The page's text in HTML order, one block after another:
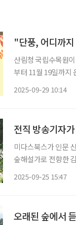
"단풍, 어디까
산림청 국립수목원
부터 11월 19일까지
2025-09-29 10:14
전직 방송기자
미다스북스가 인문
숲해설가로 전향한
2025-09-25 15:47
오래된 숲에서